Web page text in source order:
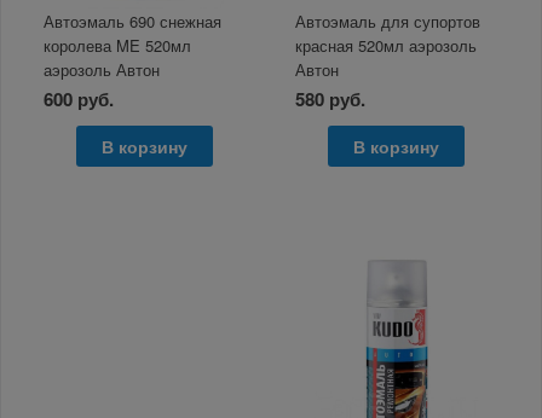
Автоэмаль 690 снежная
королева ME 520мл
аэрозоль Автон
600 руб.
В корзину
Автоэмаль для супортов
красная 520мл аэрозоль
Автон
580 руб.
В корзину